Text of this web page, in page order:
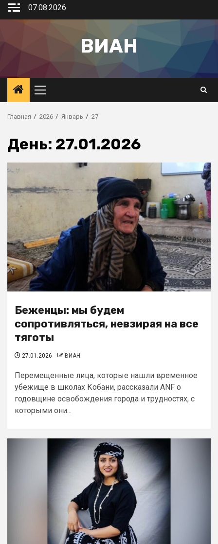
07.08.2026
ВИАН
Главная 2026 Январь 27
День: 27.01.2026
Беженцы: мы будем
сопротивляться, невзирая на все
тяготы
27.01.2026 ВИАН
Перемещенные лица, которые нашли временное
убежище в школах Кобани, рассказали ANF о
годовщине освобождения города и трудностях, с
которыми они...